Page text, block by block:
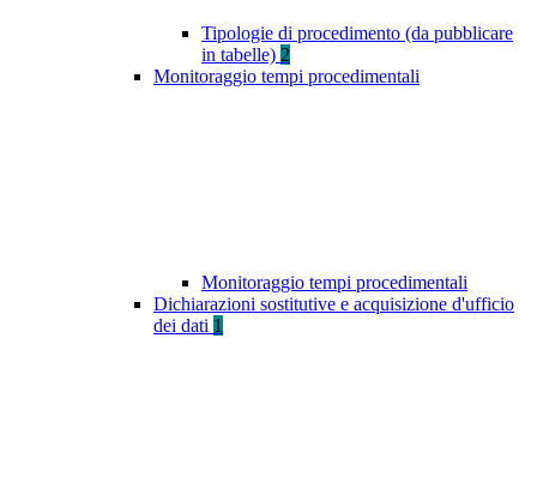
Tipologie di procedimento (da pubblicare
in tabelle) 2
Monitoraggio tempi procedimentali
Monitoraggio tempi procedimentali
Dichiarazioni sostitutive e acquisizione d'ufficio
dei dati 1